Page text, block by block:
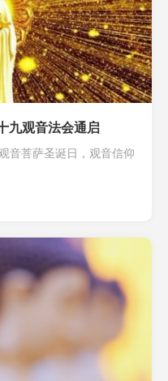
九观音法会通启
菩萨圣诞日，观音信仰